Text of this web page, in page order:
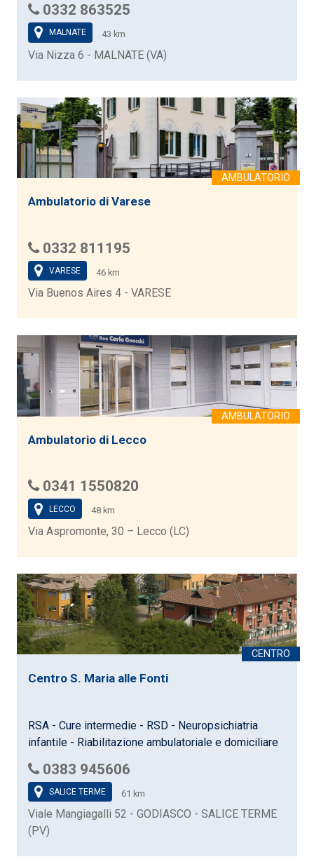
0332 863525
MALNATE 43 km
Via Nizza 6 - MALNATE (VA)
Ambulatorio di Varese
0332 811195
VARESE 46 km
Via Buenos Aires 4 - VARESE
Ambulatorio di Lecco
0341 1550820
LECCO 48 km
Via Aspromonte, 30 – Lecco (LC)
Centro S. Maria alle Fonti
RSA - Cure intermedie - RSD - Neuropsichiatria
infantile - Riabilitazione ambulatoriale e domiciliare
0383 945606
SALICE TERME 61 km
Viale Mangiagalli 52 - GODIASCO - SALICE TERME
(PV)